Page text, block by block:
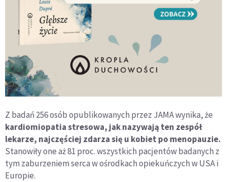
Z badań 256 osób opublikowanych przez JAMA wynika, że
kardiomiopatia stresowa, jak nazywają ten zespół
lekarze, najczęściej zdarza się u kobiet po menopauzie.
Stanowiły one aż 81 proc. wszystkich pacjentów badanych z
tym zaburzeniem serca w ośrodkach opiekuńczych w USA i
Europie.